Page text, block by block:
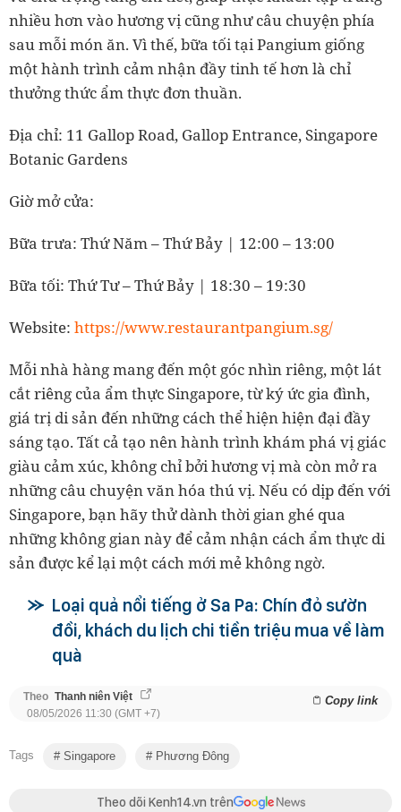
nhiều hơn vào hương vị cũng như câu chuyện phía
sau mỗi món ăn. Vì thế, bữa tối tại Pangium giống
một hành trình cảm nhận đầy tinh tế hơn là chỉ
thưởng thức ẩm thực đơn thuần.
Địa chỉ: 11 Gallop Road, Gallop Entrance, Singapore
Botanic Gardens
Giờ mở cửa:
Bữa trưa: Thứ Năm – Thứ Bảy | 12:00 – 13:00
Bữa tối: Thứ Tư – Thứ Bảy | 18:30 – 19:30
Website: https://www.restaurantpangium.sg/
Mỗi nhà hàng mang đến một góc nhìn riêng, một lát
cắt riêng của ẩm thực Singapore, từ ký ức gia đình,
giá trị di sản đến những cách thể hiện hiện đại đầy
sáng tạo. Tất cả tạo nên hành trình khám phá vị giác
giàu cảm xúc, không chỉ bởi hương vị mà còn mở ra
những câu chuyện văn hóa thú vị. Nếu có dịp đến với
Singapore, bạn hãy thử dành thời gian ghé qua
những không gian này để cảm nhận cách ẩm thực di
sản được kể lại một cách mới mẻ không ngờ.
Loại quả nổi tiếng ở Sa Pa: Chín đỏ sườn
đồi, khách du lịch chi tiền triệu mua về làm
quà
Theo Thanh niên Việt Copy link
08/05/2026 11:30 (GMT +7)
Tags Singapore Phương Đông
Theo dõi Kenh14.vn trên